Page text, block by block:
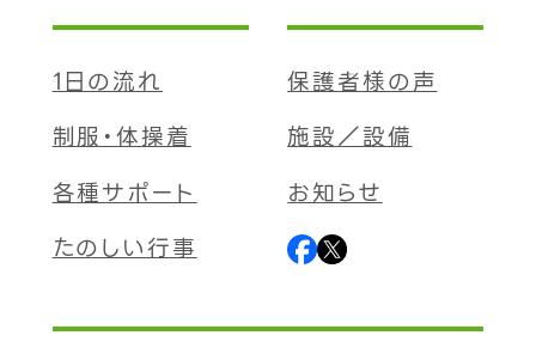
1日の流れ
制服・体操着
各種サポート
たのしい行事
保護者様の声
施設／設備
お知らせ